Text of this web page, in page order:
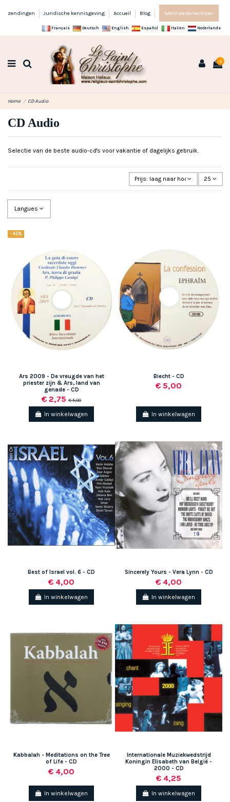
zendingen Juridische kennisgeving Accueil Blog Word wederverkoper
Français Deutsch English Español Italien Nederlands
0
Home CD Audio
CD Audio
Selectie van de beste audio-cd's voor vakantie of dagelijks gebruik.
Prijs: laag naar hoog 25
Langues
-45%
Ars 2009 - De vreugde van het
priester zijn & Ars, land van
genade - CD
€ 2,75€ 5,00
In winkelwagen
Biecht - CD
€ 5,00
In winkelwagen
Best of Israel vol. 6 - CD
€ 4,00
In winkelwagen
Sincerely Yours - Vera Lynn - CD
€ 4,00
In winkelwagen
Kabbalah - Meditations on the Tree
of Life - CD
€ 4,00
In winkelwagen
Internationale Muziekwedstrijd
Koningin Elisabeth van België -
2000 - CD
€ 4,25
In winkelwagen